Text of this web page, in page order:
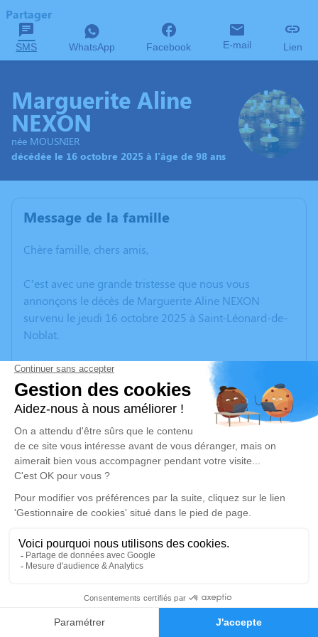
Faire-part Hommages
Partager
SMS WhatsApp Facebook E-mail Lien
Marguerite Aline
NEXON
née MOUSNIER
décédée le 16 octobre 2025 à l'âge de 98 ans
Message de la famille
Chère famille, chers amis,
C’est avec une grande tristesse que nous vous
annonçons le décès de Marguerite Aline NEXON
survenu le jeudi 16 octobre 2025 à Saint-Léonard-de-
Noblat.
Nous vous invitons à utiliser cet espace pour laisser
vos condoléances, partager des photos souvenirs, une
anecdote ou exprimer vos pensées à travers des
poèmes ou des textes. Cet endroit est un lieu
d'expression dédié à honorer la mémoire de
Marguerite Aline NEXON.
disponible ici .
Je rends hommage
mardi 21 octobre 2025 à 14h30
Église Saint Pierre de Panazol